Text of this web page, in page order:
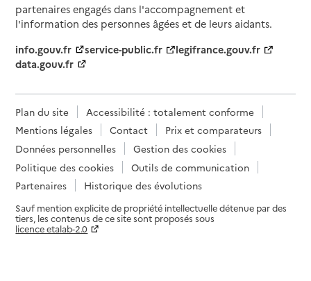
partenaires engagés dans l'accompagnement et
l'information des personnes âgées et de leurs aidants.
info.gouv.fr
service-public.fr
legifrance.gouv.fr
data.gouv.fr
Plan du site
Accessibilité : totalement conforme
Mentions légales
Contact
Prix et comparateurs
Données personnelles
Gestion des cookies
Politique des cookies
Outils de communication
Partenaires
Historique des évolutions
Sauf mention explicite de propriété intellectuelle détenue par des
tiers, les contenus de ce site sont proposés sous
licence etalab-2.0